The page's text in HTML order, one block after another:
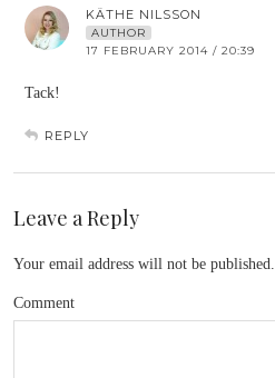
KÄTHE NILSSON
AUTHOR
17 FEBRUARY 2014 / 20:39
Tack!
REPLY
Leave a Reply
Your email address will not be published.
Comment